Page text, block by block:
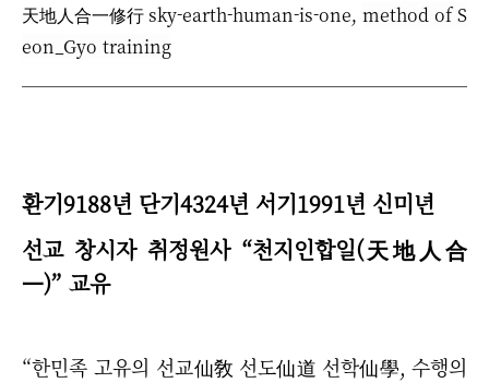
天地人合一修行 sky-earth-human-is-one, method of S
eon_Gyo training
환기9188년 단기4324년 서기1991년 신미년
선교 창시자 취정원사 “천지인합일(天地人合
一)” 교유
“한민족 고유의 선교仙敎 선도仙道 선학仙學, 수행의